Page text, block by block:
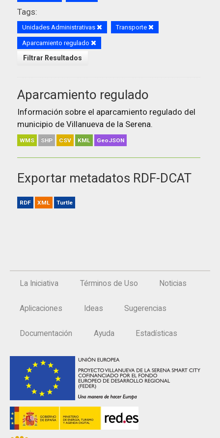
Tags:
Unidades Administrativas Transporte
Aparcamiento regulado
Filtrar Resultados
Aparcamiento regulado
Información sobre el aparcamiento regulado del
municipio de Villanueva de la Serena.
WMS SHP CSV KML GeoJSON
Exportar metadatos RDF-DCAT
RDF XML Turtle
La Iniciativa Términos de Uso Noticias
Aplicaciones Ideas Sugerencias
Documentación Ayuda Estadísticas